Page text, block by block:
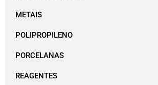
METAIS
POLIPROPILENO
PORCELANAS
REAGENTES